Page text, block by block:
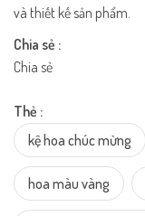
và thiết kế sản phẩm.
Chia sẻ :
Chia sẻ
Thẻ :
kệ hoa chúc mừng
hoa màu vàng